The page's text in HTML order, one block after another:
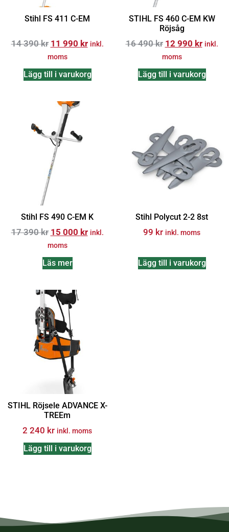
Stihl FS 411 C-EM
14 390kr 11 990 kr inkl.
moms
Lägg till i varukorg
STIHL FS 460 C-EM KW
Röjsåg
16 490kr 12 990 kr inkl.
moms
Lägg till i varukorg
Stihl FS 490 C-EM K
17 390kr 15 000 kr inkl.
moms
Läs mer
Stihl Polycut 2-2 8st
99 kr inkl. moms
Lägg till i varukorg
STIHL Röjsele ADVANCE X-
TREEm
2 240 kr inkl. moms
Lägg till i varukorg